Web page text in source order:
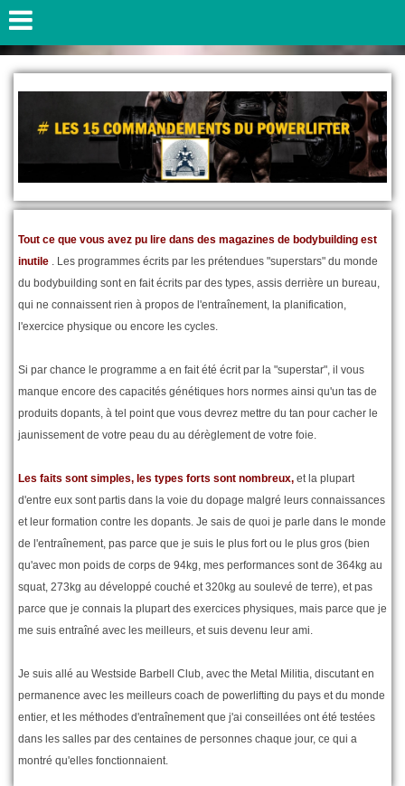
Tout ce que vous avez pu lire dans des magazines de bodybuilding est
inutile . Les programmes écrits par les prétendues "superstars" du monde
du bodybuilding sont en fait écrits par des types, assis derrière un bureau,
qui ne connaissent rien à propos de l'entraînement, la planification,
l'exercice physique ou encore les cycles.
Si par chance le programme a en fait été écrit par la "superstar", il vous
manque encore des capacités génétiques hors normes ainsi qu'un tas de
produits dopants, à tel point que vous devrez mettre du tan pour cacher le
jaunissement de votre peau du au dérèglement de votre foie.
Les faits sont simples, les types forts sont nombreux, et la plupart
d'entre eux sont partis dans la voie du dopage malgré leurs connaissances
et leur formation contre les dopants. Je sais de quoi je parle dans le monde
de l'entraînement, pas parce que je suis le plus fort ou le plus gros (bien
qu'avec mon poids de corps de 94kg, mes performances sont de 364kg au
squat, 273kg au développé couché et 320kg au soulevé de terre), et pas
parce que je connais la plupart des exercices physiques, mais parce que je
me suis entraîné avec les meilleurs, et suis devenu leur ami.
Je suis allé au Westside Barbell Club, avec the Metal Militia, discutant en
permanence avec les meilleurs coach de powerlifting du pays et du monde
entier, et les méthodes d'entraînement que j'ai conseillées ont été testées
dans les salles par des centaines de personnes chaque jour, ce qui a
montré qu'elles fonctionnaient.